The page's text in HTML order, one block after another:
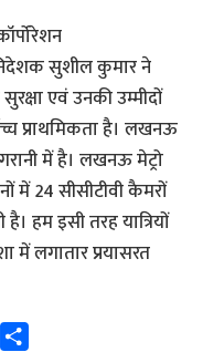
सुशील कुमार ने
एवं उनकी उम्मीदों
प्राथमिकता है। लखनऊ
में है। लखनऊ मेट्रो
में 24 सीसीटीवी कैमरों
हम इसी तरह यात्रियों
में लगातार प्रयासरत
C